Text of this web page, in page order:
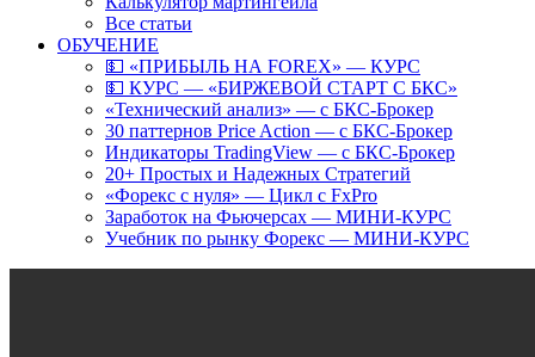
Все статьи
ОБУЧЕНИЕ
💵 «ПРИБЫЛЬ НА FOREX» — КУРС
💵 КУРС — «БИРЖЕВОЙ СТАРТ С БКС»
«Технический анализ» — с БКС-Брокер
30 паттернов Price Action — с БКС-Брокер
Индикаторы TradingView — с БКС-Брокер
20+ Простых и Надежных Стратегий
«Форекс с нуля» — Цикл с FxPro
Заработок на Фьючерсах — МИНИ-КУРС
Учебник по рынку Форекс — МИНИ-КУРС